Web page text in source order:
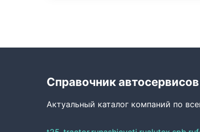
Справочник
Актуальный каталог компаний по